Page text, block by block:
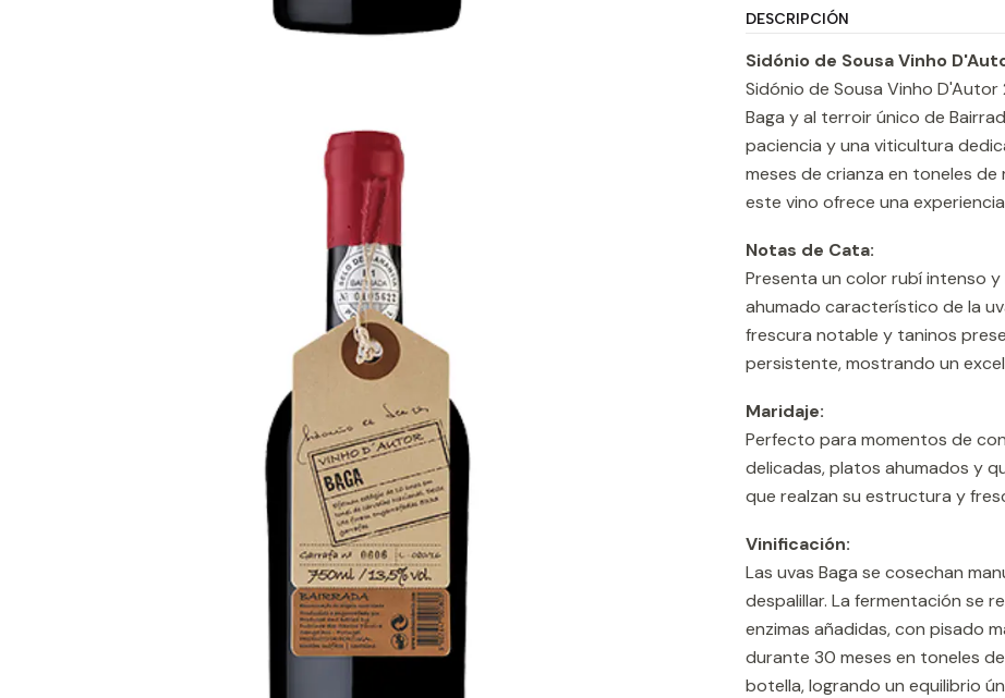
DESCRIPCIÓN
Sidónio de Sousa Vinho
Sidónio de Sousa Vinho
Baga y al terroir único de
paciencia y una viticultura
meses de crianza en toneles
este vino ofrece una
Notas de Cata:
Presenta un color rubí intenso y
ahumado característico de la
frescura notable y taninos
persistente, mostrando un
Maridaje:
Perfecto para momentos de
delicadas, platos ahumados y
que realzan su estructura y
Vinificación:
Las uvas Baga se cosechan
despalillar. La fermentación se
enzimas añadidas, con pisado
durante 30 meses en toneles
botella, logrando un equilibrio